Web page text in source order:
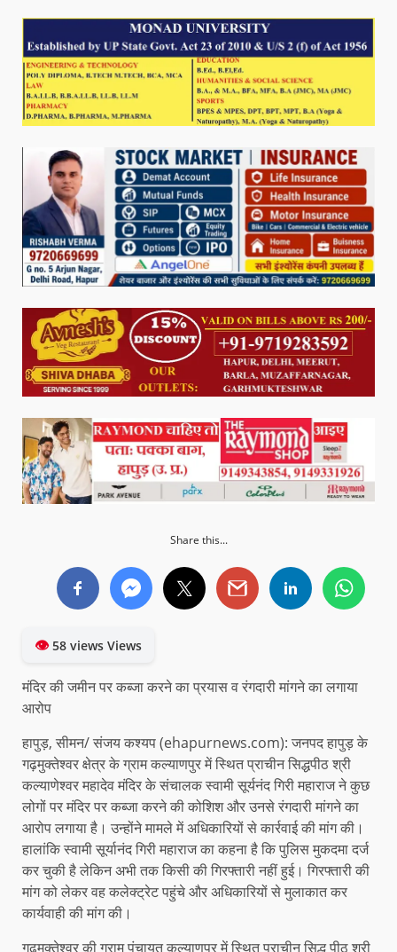
Share this...
👁58 views Views
मंदिर की जमीन पर कब्जा करने का प्रयास व रंगदारी मांगने का लगाया
आरोप
हापुड़, सीमन/ संजय कश्यप (ehapurnews.com): जनपद हापुड़ के
गढ़मुक्तेश्वर क्षेत्र के ग्राम कल्याणपुर में स्थित प्राचीन सिद्धपीठ श्री
कल्याणेश्वर महादेव मंदिर के संचालक स्वामी सूर्यनंद गिरी महाराज ने कुछ
लोगों पर मंदिर पर कब्जा करने की कोशिश और उनसे रंगदारी मांगने का
आरोप लगाया है। उन्होंने मामले में अधिकारियों से कार्रवाई की मांग की।
हालांकि स्वामी सूर्यानंद गिरी महाराज का कहना है कि पुलिस मुकदमा दर्ज
कर चुकी है लेकिन अभी तक किसी की गिरफ्तारी नहीं हुई। गिरफ्तारी की
मांग को लेकर वह कलेक्ट्रेट पहुंचे और अधिकारियों से मुलाकात कर
कार्यवाही की मांग की।
गढ़मुक्तेश्वर की ग्राम पंचायत कल्याणपुर में स्थित प्राचीन सिद्ध पीठ श्री